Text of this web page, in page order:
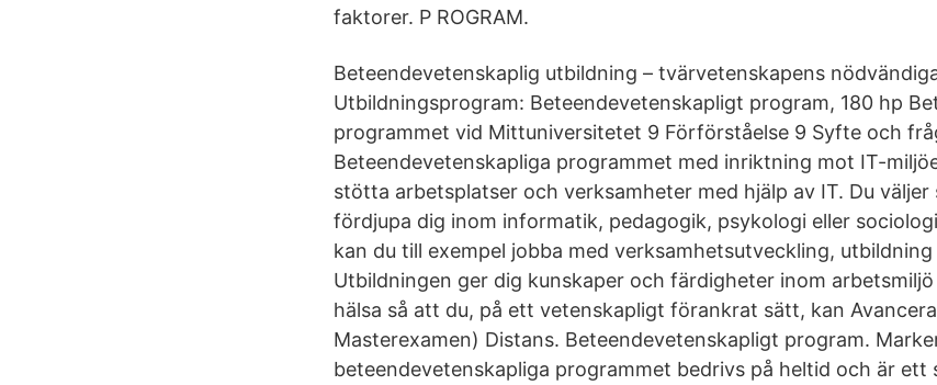
faktorer. P ROGRAM.
Beteendevetenskaplig utbildning – tvärvetenskapens
Utbildningsprogram: Beteendevetenskapligt program, 180 hp
programmet vid Mittuniversitetet 9 Förförståelse 9 Syfte och
Beteendevetenskapliga programmet med inriktning mot IT-
stötta arbetsplatser och verksamheter med hjälp av IT. Du väljer
fördjupa dig inom informatik, pedagogik, psykologi eller
kan du till exempel jobba med verksamhetsutveckling,
Utbildningen ger dig kunskaper och färdigheter inom
hälsa så att du, på ett vetenskapligt förankrat sätt, kan
Masterexamen) Distans. Beteendevetenskapligt program.
beteendevetenskapliga programmet bedrivs på heltid och är ett